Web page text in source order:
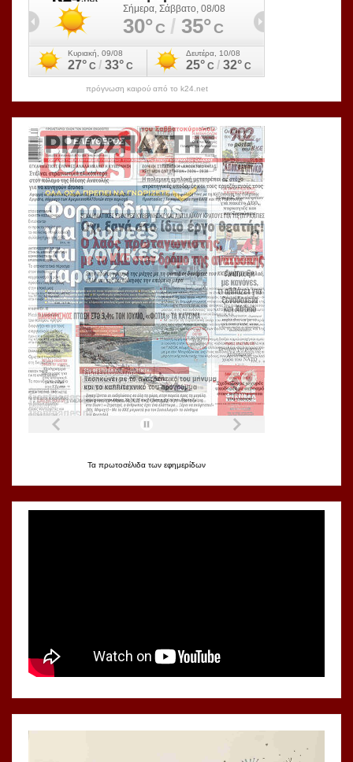
πρόγνωση καιρού από το k24.net
Τα πρωτοσέλιδα των εφημερίδων